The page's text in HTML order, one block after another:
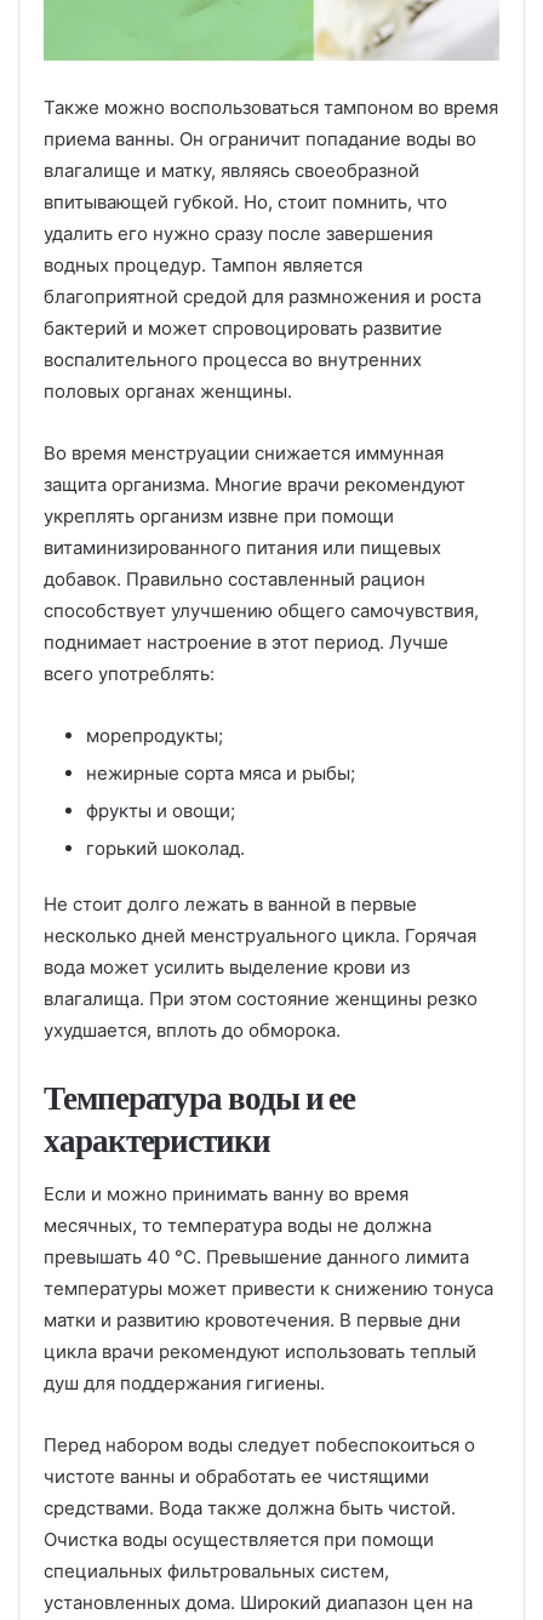
Также можно воспользоваться тампоном во время
приема ванны. Он ограничит попадание воды во
влагалище и матку, являясь своеобразной
впитывающей губкой. Но, стоит помнить, что
удалить его нужно сразу после завершения
водных процедур. Тампон является
благоприятной средой для размножения и роста
бактерий и может спровоцировать развитие
воспалительного процесса во внутренних
половых органах женщины.
Во время менструации снижается иммунная
защита организма. Многие врачи рекомендуют
укреплять организм извне при помощи
витаминизированного питания или пищевых
добавок. Правильно составленный рацион
способствует улучшению общего самочувствия,
поднимает настроение в этот период. Лучше
всего употреблять:
морепродукты;
нежирные сорта мяса и рыбы;
фрукты и овощи;
горький шоколад.
Не стоит долго лежать в ванной в первые
несколько дней менструального цикла. Горячая
вода может усилить выделение крови из
влагалища. При этом состояние женщины резко
ухудшается, вплоть до обморока.
Температура воды и ее
характеристики
Если и можно принимать ванну во время
месячных, то температура воды не должна
превышать 40 °С. Превышение данного лимита
температуры может привести к снижению тонуса
матки и развитию кровотечения. В первые дни
цикла врачи рекомендуют использовать теплый
душ для поддержания гигиены.
Перед набором воды следует побеспокоиться о
чистоте ванны и обработать ее чистящими
средствами. Вода также должна быть чистой.
Очистка воды осуществляется при помощи
специальных фильтровальных систем,
установленных дома. Широкий диапазон цен на